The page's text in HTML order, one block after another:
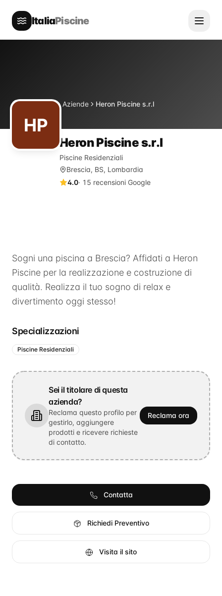
ItaliaPiscine
HomeDirectory Aziende Heron Piscine s.r.l
HP
Heron Piscine s.r.l
Piscine Residenziali
Brescia, BS, Lombardia
4.0· 15 recensioni Google
Sogni una piscina a Brescia? Affidati a Heron
Piscine per la realizzazione e costruzione di
qualità. Realizza il tuo sogno di relax e
divertimento oggi stesso!
Specializzazioni
Piscine Residenziali
Sei il titolare di questa
azienda?
Reclama questo profilo per
gestirlo, aggiungere
prodotti e ricevere richieste
di contatto.
Reclama ora
Contatta
Richiedi Preventivo
Visita il sito